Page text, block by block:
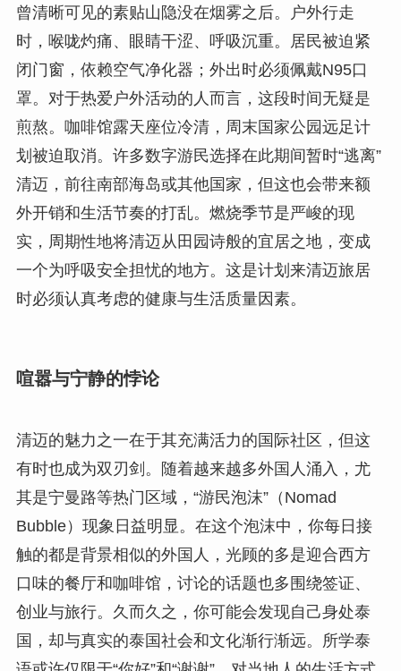
曾清晰可见的素贴山隐没在烟雾之后。户外行走
时，喉咙灼痛、眼睛干涩、呼吸沉重。居民被迫紧
闭门窗，依赖空气净化器；外出时必须佩戴N95口
罩。对于热爱户外活动的人而言，这段时间无疑是
煎熬。咖啡馆露天座位冷清，周末国家公园远足计
划被迫取消。许多数字游民选择在此期间暂时“逃离”
清迈，前往南部海岛或其他国家，但这也会带来额
外开销和生活节奏的打乱。燃烧季节是严峻的现
实，周期性地将清迈从田园诗般的宜居之地，变成
一个为呼吸安全担忧的地方。这是计划来清迈旅居
时必须认真考虑的健康与生活质量因素。
喧嚣与宁静的悖论
清迈的魅力之一在于其充满活力的国际社区，但这
有时也成为双刃剑。随着越来越多外国人涌入，尤
其是宁曼路等热门区域，“游民泡沫”（Nomad
Bubble）现象日益明显。在这个泡沫中，你每日接
触的都是背景相似的外国人，光顾的多是迎合西方
口味的餐厅和咖啡馆，讨论的话题也多围绕签证、
创业与旅行。久而久之，你可能会发现自己身处泰
国，却与真实的泰国社会和文化渐行渐远。所学泰